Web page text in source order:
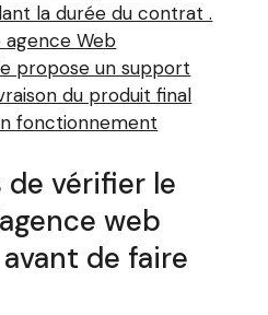
la durée du contrat .
Web
propose un support
du produit final
fonctionnement
de vérifier le
web
de faire